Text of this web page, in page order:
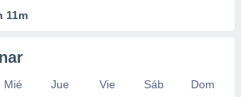
11m
Mié Jue Vie Sáb
Dom